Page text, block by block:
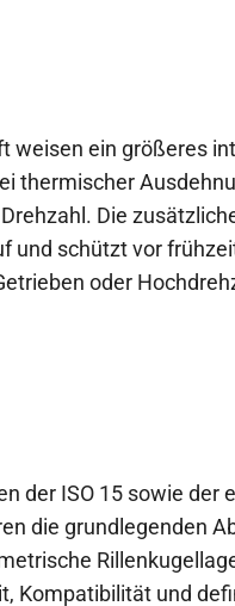
weisen ein größeres
thermischer
Die
und schützt vor
oder
der ISO 15 sowie der
die grundlegenden
Kompatibilität und